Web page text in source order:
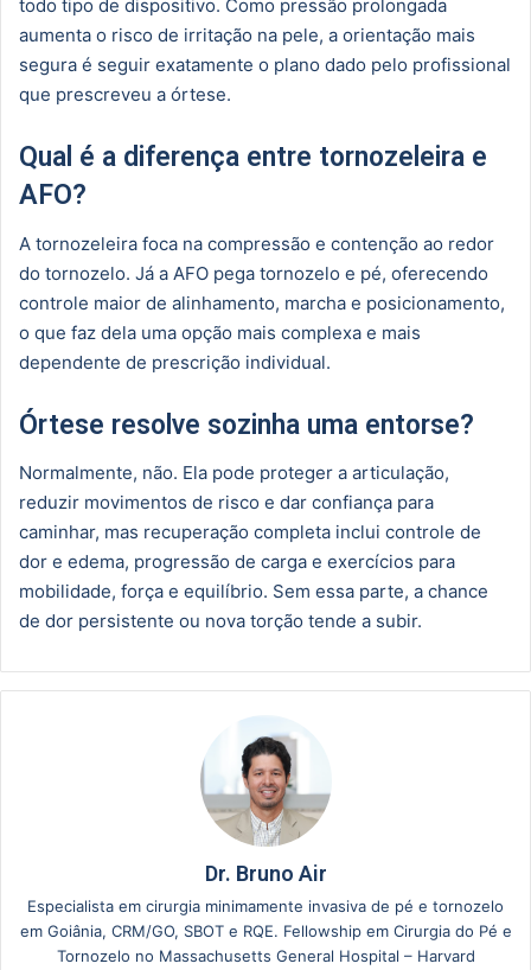
todo tipo de dispositivo. Como pressão prolongada
aumenta o risco de irritação na pele, a orientação mais
segura é seguir exatamente o plano dado pelo profissional
que prescreveu a órtese.
Qual é a diferença entre tornozeleira e
AFO?
A tornozeleira foca na compressão e contenção ao redor
do tornozelo. Já a AFO pega tornozelo e pé, oferecendo
controle maior de alinhamento, marcha e posicionamento,
o que faz dela uma opção mais complexa e mais
dependente de prescrição individual.
Órtese resolve sozinha uma entorse?
Normalmente, não. Ela pode proteger a articulação,
reduzir movimentos de risco e dar confiança para
caminhar, mas recuperação completa inclui controle de
dor e edema, progressão de carga e exercícios para
mobilidade, força e equilíbrio. Sem essa parte, a chance
de dor persistente ou nova torção tende a subir.
Dr. Bruno Air
Especialista em cirurgia minimamente invasiva de pé e tornozelo
em Goiânia, CRM/GO, SBOT e RQE. Fellowship em Cirurgia do Pé e
Tornozelo no Massachusetts General Hospital – Harvard